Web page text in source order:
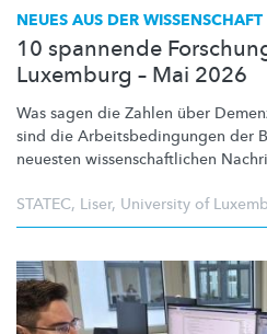
NEUES AUS DER WISSENSCHAFT
10 spannende
Luxemburg – Mai 2026
Was sagen die Zahlen über
sind die Arbeitsbedingungen der
neuesten wissenschaftlichen
STATEC, Liser, University of